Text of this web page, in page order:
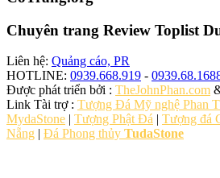
Chuyên trang Review Toplist
Liên hệ: Quảng cáo, PR
HOTLINE: 0939.668.919 -
Được phát triển bởi : TheJohnPhan.com
Link Tài trợ : Tượng Đá Mỹ nghệ Phan
MydaStone | Tượng Phật Đá | Tượng đá
Nẵng | Đá Phong thủy TudaStone